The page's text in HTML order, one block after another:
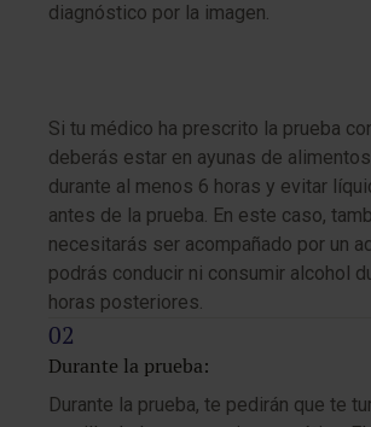
diagnóstico por la imagen.
Si tu médico ha prescrito la prueba
deberás estar en ayunas de
durante al menos 6 horas y evitar
antes de la prueba. En este caso,
necesitarás ser acompañado por un
podrás conducir ni consumir alcohol
horas posteriores.
Durante la prueba:
Durante la prueba, te pedirán que te